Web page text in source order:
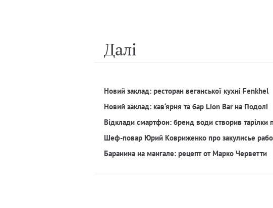
Далi
Новий заклад: ресторан веганської кухні Fenkhel
Новий заклад: кав‘ярня та бар Lion Bar на Подолі
Відклади смартфон: бренд води створив тарілки
Шеф-повар Юрий Ковриженко про закулисье
Баранина на мангале: рецепт от Марко Черветти